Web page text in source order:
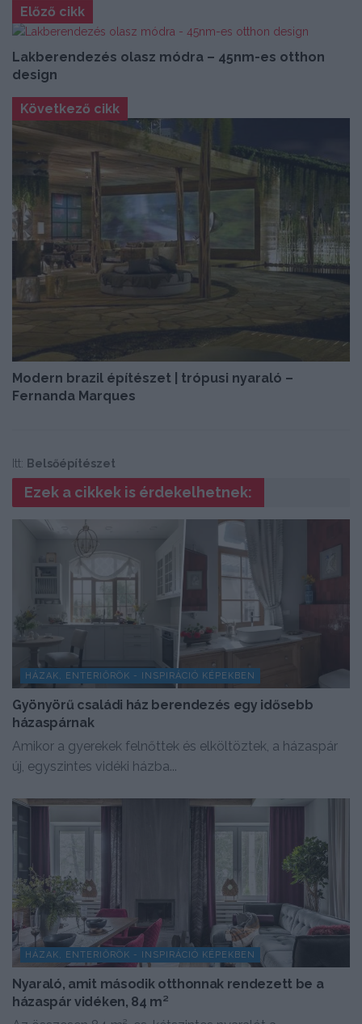
Előző cikk
Lakberendezés olasz módra – 45nm-es otthon
design
Következő cikk
Modern brazil építészet | trópusi nyaraló –
Fernanda Marques
Itt: Belsőépítészet
Ezek a cikkek is érdekelhetnek:
HÁZAK, ENTERIŐRÖK - INSPIRÁCIÓ KÉPEKBEN
Gyönyörű családi ház berendezés egy idősebb
házaspárnak
Amikor a gyerekek felnőttek és elköltöztek, a házaspár
új, egyszintes vidéki házba...
HÁZAK, ENTERIŐRÖK - INSPIRÁCIÓ KÉPEKBEN
Nyaraló, amit második otthonnak rendezett be a
házaspár vidéken, 84 m²